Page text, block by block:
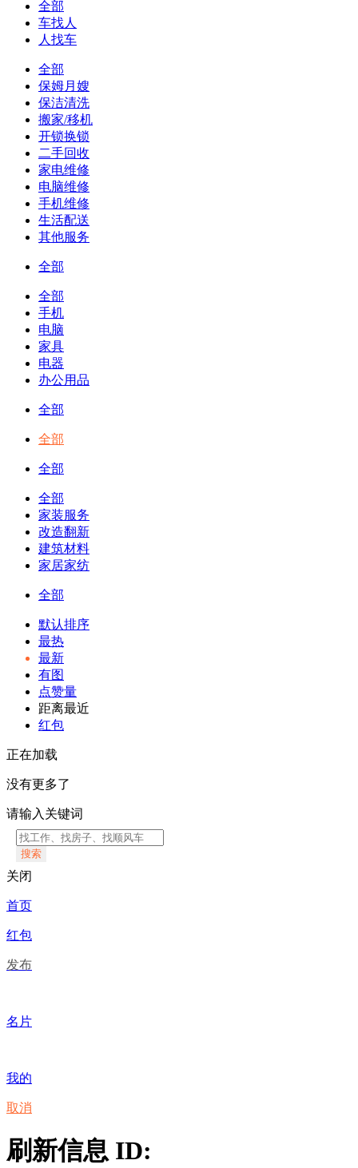
全部
车找人
人找车
全部
保姆月嫂
保洁清洗
搬家/移机
开锁换锁
二手回收
家电维修
电脑维修
手机维修
生活配送
其他服务
全部
全部
手机
电脑
家具
电器
办公用品
全部
全部
全部
全部
家装服务
改造翻新
建筑材料
家居家纺
全部
默认排序
最热
最新
有图
点赞量
距离最近
红包
正在加载
没有更多了
请输入关键词
搜索
关闭
首页
红包
发布
名片
我的
取消
刷新信息 ID: